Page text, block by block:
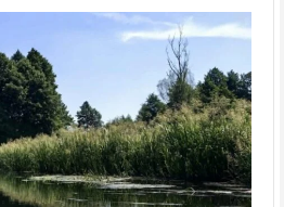
kamerą
wśród